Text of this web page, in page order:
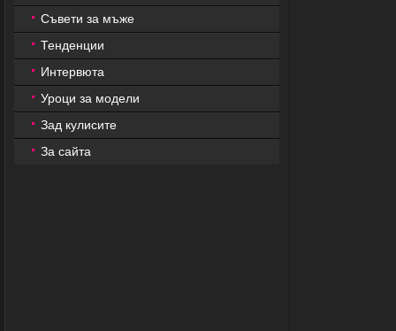
Съвети за мъже
Тенденции
Интервюта
Уроци за модели
Зад кулисите
За сайта